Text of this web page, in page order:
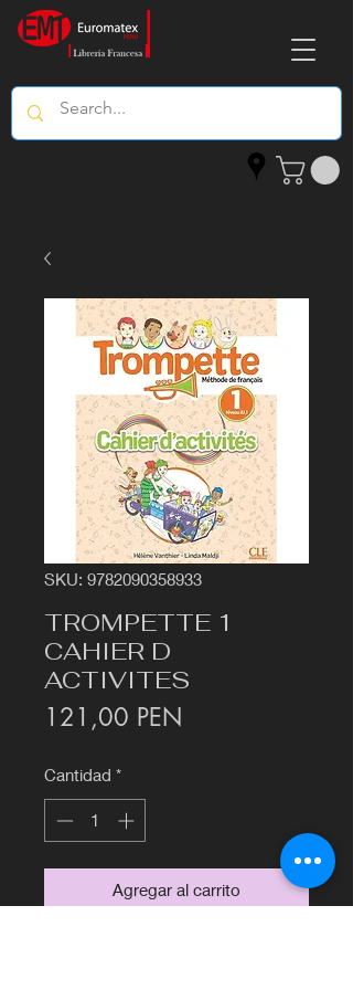
SKU: 9782090358933
TROMPETTE 1
CAHIER D
ACTIVITES
121,00 PEN
Cantidad *
Agregar al carrito